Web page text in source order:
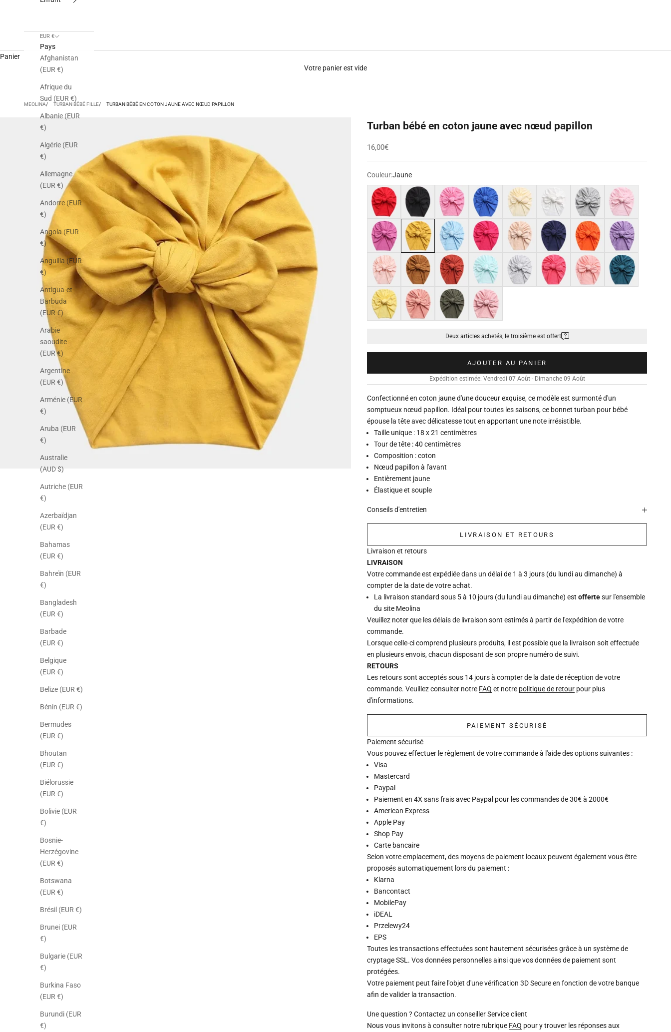
EUR €
Pays
Afghanistan
(EUR €)
Afrique du
Sud (EUR €)
Albanie (EUR
€)
Algérie (EUR
€)
Allemagne
(EUR €)
Andorre (EUR
€)
Angola (EUR
€)
Anguilla (EUR
€)
Antigua-et-
Barbuda
(EUR €)
Arabie
saoudite
(EUR €)
Argentine
(EUR €)
Arménie (EUR
€)
Aruba (EUR
€)
Australie
(AUD $)
Autriche (EUR
€)
Azerbaïdjan
(EUR €)
Bahamas
(EUR €)
Bahreïn (EUR
€)
Bangladesh
(EUR €)
Barbade
(EUR €)
Belgique
(EUR €)
Belize (EUR €)
Bénin (EUR €)
Bermudes
(EUR €)
Bhoutan
(EUR €)
Biélorussie
(EUR €)
Bolivie (EUR
€)
Bosnie-
Herzégovine
(EUR €)
Botswana
(EUR €)
Brésil (EUR €)
Brunei (EUR
€)
Bulgarie (EUR
€)
Burkina Faso
(EUR €)
Burundi (EUR
€)
Panier
Votre panier est vide
MEOLINA TURBAN BÉBÉ FILLE TURBAN BÉBÉ EN COTON JAUNE AVEC NŒUD PAPILLON
Turban bébé en coton jaune avec nœud papillon
Prix de vente
16,00€
Couleur:Jaune
Rouge
Noir Rose bonbonBleu roi Ivoire Blanc Gris Rose
Magenta Jaune Bleu ciel Rose fuchsia Beige Bleu marine Orange Violet lavande
Rose pâle Marron Rouge terracottaBleu clair pastelGris argent Rose corail Rose pêche Bleu canard
Jaune clair Rose melon Vert kaki foncéRose thé
Deux articles achetés, le troisième est offert
AJOUTER AU PANIER
Expédition estimée: Vendredi 07 Août - Dimanche 09 Août
Confectionné en coton jaune d'une douceur exquise, ce modèle est surmonté d'un
somptueux nœud papillon. Idéal pour toutes les saisons, ce bonnet turban pour bébé
épouse la tête avec délicatesse tout en apportant une note irrésistible.
Taille unique : 18 x 21 centimètres
Tour de tête : 40 centimètres
Composition : coton
Nœud papillon à l'avant
Entièrement jaune
Élastique et souple
Conseils d'entretien
LIVRAISON ET RETOURS
Livraison et retours
LIVRAISON
Votre commande est expédiée dans un délai de 1 à 3 jours (du lundi au dimanche) à
compter de la date de votre achat.
La livraison standard sous 5 à 10 jours (du lundi au dimanche) estoffertesur l'ensemble
du site Meolina
Veuillez noter que les délais de livraison sont estimés à partir de l'expédition de votre
commande.
Lorsque celle-ci comprend plusieurs produits, il est possible que la livraison soit effectuée
en plusieurs envois, chacun disposant de son propre numéro de suivi.
RETOURS
Les retours sont acceptés sous 14 jours à compter de la date de réception de votre
commande. Veuillez consulter notre FAQ et notre politique de retour pour plus
d'informations.
PAIEMENT SÉCURISÉ
Paiement sécurisé
Vous pouvez effectuer le règlement de votre commande à l'aide des options suivantes :
Visa
Mastercard
Paypal
Paiement en 4X sans frais avec Paypal pour les commandes de 30€ à 2000€
American Express
Apple Pay
Shop Pay
Carte bancaire
Selon votre emplacement, des moyens de paiement locaux peuvent également vous être
proposés automatiquement lors du paiement :
Klarna
Bancontact
MobilePay
iDEAL
Przelewy24
EPS
Toutes les transactions effectuées sont hautement sécurisées grâce à un système de
cryptage SSL. Vos données personnelles ainsi que vos données de paiement sont
protégées.
Votre paiement peut faire l'objet d'une vérification 3D Secure en fonction de votre banque
afin de valider la transaction.
Une question ? Contactez un conseiller Service client
Nous vous invitons à consulter notre rubrique FAQ pour y trouver les réponses aux